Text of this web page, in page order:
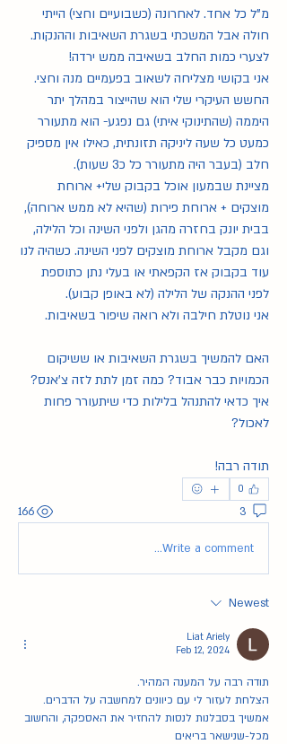
חולה אבל המשכתי בשגרת השאיבות וההנקות.
לצערי כמות החלב בשאיבה ממש ירדה!
אני בקושי מצליחה לשאוב בפעמיים מנה וחצי.
חלב (בעבר היה מתעורר כל כ3 שעות).
לפני ההנקה של הלילה (לא באופן קבוע).
אני נוטלת חילבה ולא רואה שיפור בשאיבות.
לאכול?
תודה רבה!
0
3
166
Write a comment...
Newest
Liat Ariely
Feb 12, 2024
תודה רבה על המענה המהיר.
מכל-שנישאר בריאים